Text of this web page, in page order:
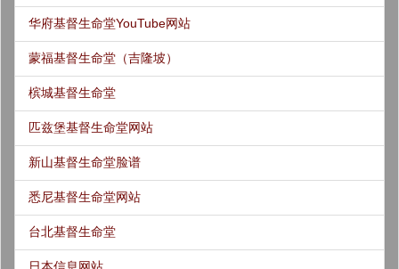
华府基督生命堂YouTube网站
蒙福基督生命堂（吉隆坡）
槟城基督生命堂
匹兹堡基督生命堂网站
新山基督生命堂脸谱
悉尼基督生命堂网站
台北基督生命堂
日本信息网站